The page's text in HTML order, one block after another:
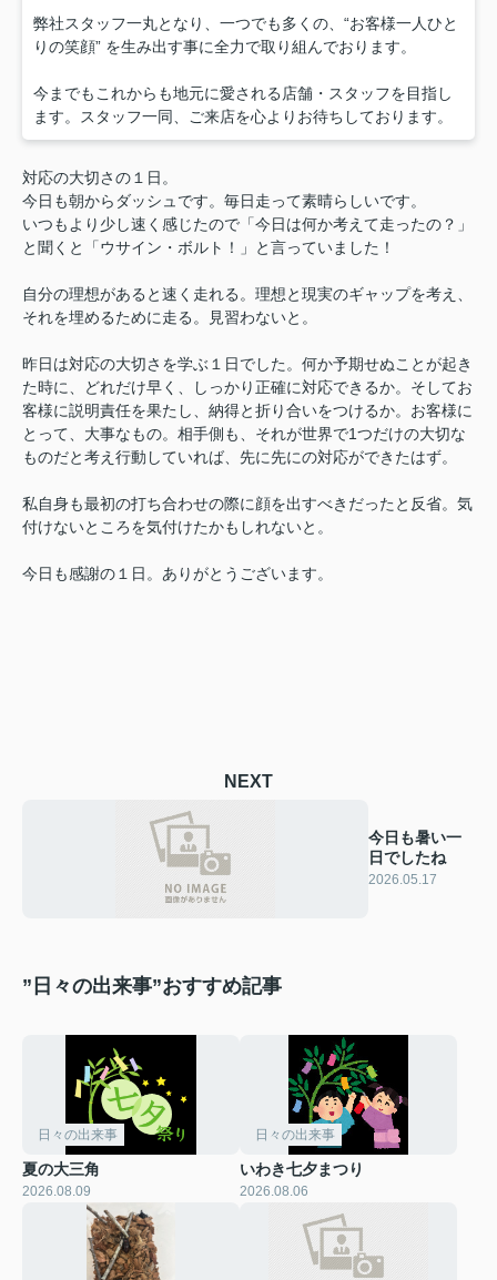
弊社スタッフ一丸となり、一つでも多くの、“お客様一人ひと
りの笑顔” を生み出す事に全力で取り組んでおります。
今までもこれからも地元に愛される店舗・スタッフを目指し
ます。スタッフ一同、ご来店を心よりお待ちしております。
対応の大切さの１日。
今日も朝からダッシュです。毎日走って素晴らしいです。
いつもより少し速く感じたので「今日は何か考えて走ったの？」
と聞くと「ウサイン・ボルト！」と言っていました！
自分の理想があると速く走れる。理想と現実のギャップを考え、
それを埋めるために走る。見習わないと。
昨日は対応の大切さを学ぶ１日でした。 何か予期せぬことが起き
た時に、どれだけ早く、
しっかり正確に対応できるか。そしてお
客様に説明責任を果たし、 納得と折り合いをつけるか。お客様に
とって、大事なもの。 相手側も、 それが世界で1つだけの大切な
ものだと考え行動していれば、 先に先にの対応ができたはず。
私自身も最初の打ち合わせの際に顔を出すべきだったと反省。 気
付けないところを気付けたかもしれないと。
今日も感謝の１日。ありがとうございます。
NEXT
今日も暑い一
日でしたね
2026.05.17
”日々の出来事”おすすめ記事
日々の出来事
夏の大三角
2026.08.09
日々の出来事
いわき七夕まつり
2026.08.06